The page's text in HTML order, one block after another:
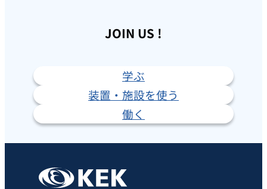
JOIN US !
学ぶ
装置・施設を使う
働く